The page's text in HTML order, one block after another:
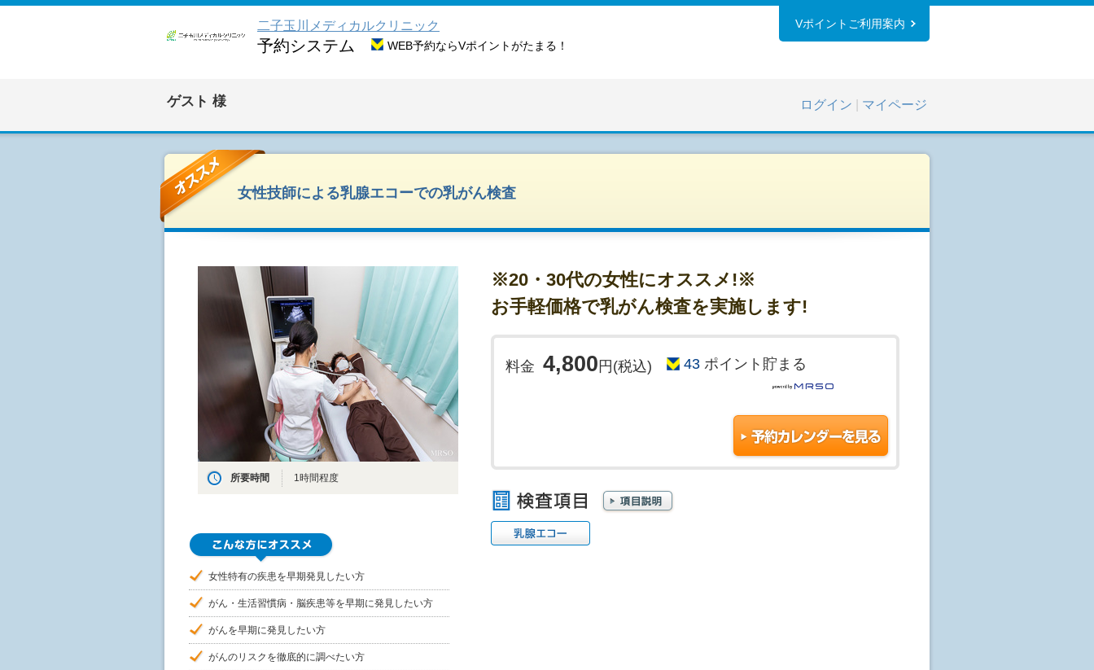
二子玉川メディカルクリニック
予約システム WEB予約ならVポイントがたまる！
Vポイントご利用案内
ゲスト 様 ログイン マイページ
女性技師による乳腺エコーでの乳がん検査
所要時間 1時間程度
女性特有の疾患を早期発見したい方
がん・生活習慣病・脳疾患等を早期に発見したい方
がんを早期に発見したい方
がんのリスクを徹底的に調べたい方
※20・30代の女性にオススメ!※
お手軽価格で乳がん検査を実施します!
料金 4,800円(税込) 43 ポイント貯まる